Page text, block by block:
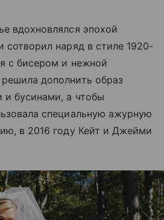
вдохновлялся эпохой
сотворил наряд в стиле 1920-
с бисером и нежной
дополнить образ
и бусинами, а чтобы
специальную ажурную
в 2016 году Кейт и Джейми